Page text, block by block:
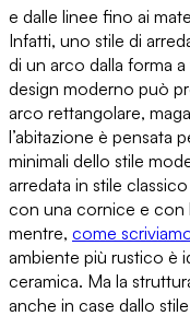
e dalle linee fino ai
Infatti, uno stile di
di un arco dalla forma
design moderno può
arco rettangolare,
l’abitazione è pensata
minimali dello stile
arredata in stile classico
con una cornice e con
mentre, come
ambiente più rustico è
ceramica. Ma la
anche in case dallo